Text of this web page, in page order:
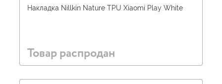
Накладка Nillkin Nature TPU Xiaomi Play White
Товар распродан